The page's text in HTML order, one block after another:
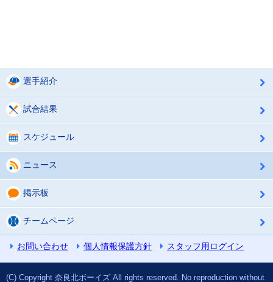
選手紹介
試合結果
スケジュール
ニュース
掲示板
チームページ
お問い合わせ 個人情報保護方針 スタッフ用ログイン
(C) Copyright 奈良北ボーイズ All rights reserved. No reproduction without